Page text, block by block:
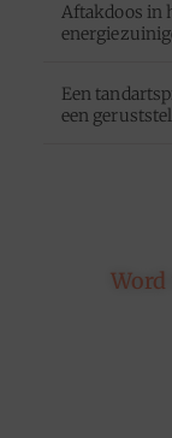
Aftakdoos in
Een
een